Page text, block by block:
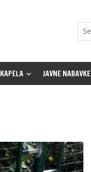
KAPELA JAVNE NABAVKE